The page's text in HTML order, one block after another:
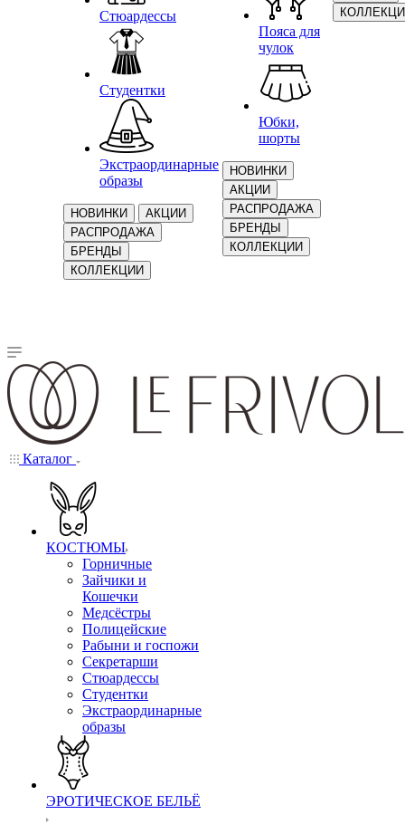
Стюардессы
Студентки
Экстраординарные
образы
НОВИНКИ
АКЦИИ
РАСПРОДАЖА
БРЕНДЫ
КОЛЛЕКЦИИ
Пояса для
чулок
Юбки,
шорты
НОВИНКИ
АКЦИИ
РАСПРОДАЖА
БРЕНДЫ
КОЛЛЕКЦИИ
Каталог
КОСТЮМЫ
Горничные
Зайчики и
Кошечки
Медсёстры
Полицейские
Рабыни и госпожи
Секретарши
Стюардессы
Студентки
Экстраординарные
образы
ЭРОТИЧЕСКОЕ БЕЛЬЁ